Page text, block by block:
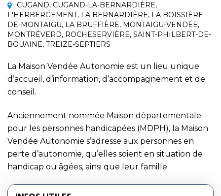
CUGAND, CUGAND-LA-BERNARDIÈRE,
L'HERBERGEMENT, LA BERNARDIÈRE, LA BOISSIÈRE-
DE-MONTAIGU, LA BRUFFIÈRE, MONTAIGU-VENDÉE,
MONTRÉVERD, ROCHESERVIÈRE, SAINT-PHILBERT-DE-
BOUAINE, TREIZE-SEPTIERS
La Maison Vendée Autonomie est un lieu unique
d’accueil, d’information, d’accompagnement et de
conseil.
Anciennement nommée Maison départementale
pour les personnes handicapées (MDPH), la Maison
Vendée Autonomie s’adresse aux personnes en
perte d’autonomie, qu’elles soient en situation de
handicap ou âgées, ainsi que leur famille.